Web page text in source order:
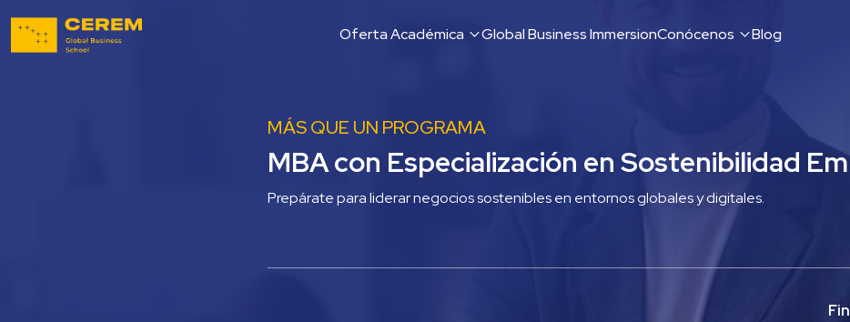
Oferta Académica Global Business ImmersionConócenos Blog
MÁS QUE UN PROGRAMA
MBA con Especialización en Sostenibilidad
Prepárate para liderar negocios sostenibles en entornos globales y digitales.